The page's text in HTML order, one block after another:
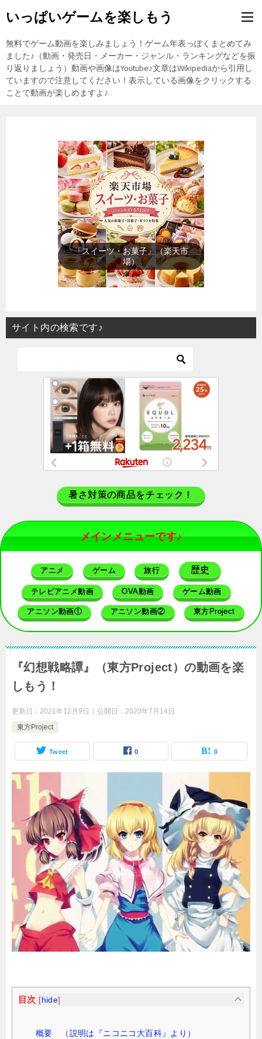
いっぱいゲームを楽しもう
無料でゲーム動画を楽しみましょう！ゲーム年表っぽくまとめてみ
ました♪（動画・発売日・メーカー・ジャンル・ランキングなどを振
り返りましょう）動画や画像はYoutube♪文章はWikipediaから引用し
ていますので注意してください！表示している画像をクリックする
ことで動画が楽しめますよ♪
『メンズファッション』（楽天市
場）
サイト内の検索です♪
暑さ対策の商品をチェック！
メインメニューです♪
アニメ ゲーム 旅行 歴史
テレビアニメ動画 OVA動画 ゲーム動画
アニソン動画① アニソン動画② 東方Project
『幻想戦略譚』（東方Project）の動画を楽
しもう！
更新日： 2021年12月9日 公開日： 2020年7月14日
東方Project
Tweet 0 0
目次 [ hide]
概要 （説明は『ニコニコ大百科』より）